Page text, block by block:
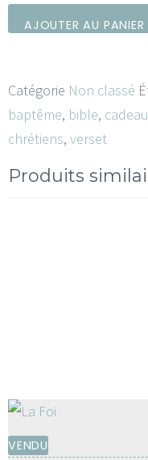
AJOUTER AU PANIER
Catégorie Non classé
baptême, bible,
chrétiens, verset
Produits
VENDU